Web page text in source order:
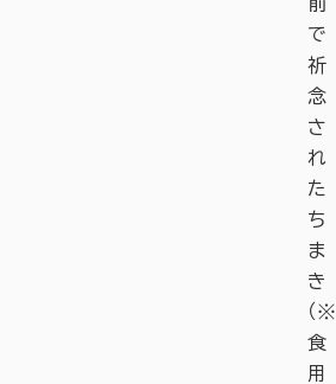
で
祈
念
さ
れ
た
ち
ま
き
（※
食
用